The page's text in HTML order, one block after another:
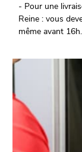
- Pour une
Reine : vous
même avant 16h.